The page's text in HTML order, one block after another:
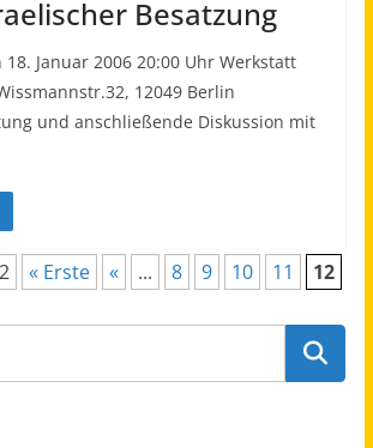
Besatzung
Januar 2006 20:00 Uhr Werkstatt
12049 Berlin
und anschließende Diskussion mit
« Erste « ... 8 9 10 11 12